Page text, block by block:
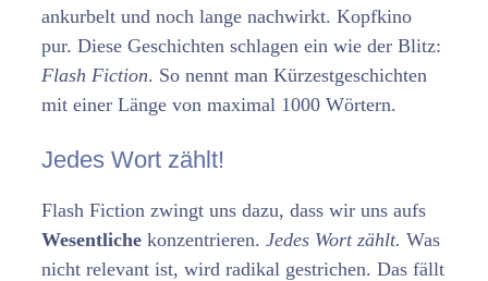
ankurbelt und noch lange nachwirkt. Kopfkino
pur. Diese Geschichten schlagen ein wie der Blitz:
Flash Fiction. So nennt man Kürzestgeschichten
mit einer Länge von maximal 1000 Wörtern.
Jedes Wort zählt!
Flash Fiction zwingt uns dazu, dass wir uns aufs
Wesentliche konzentrieren. Jedes Wort zählt. Was
nicht relevant ist, wird radikal gestrichen. Das fällt